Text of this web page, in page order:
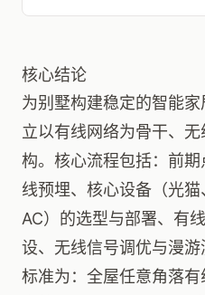
核心结论
为别墅构建稳定的智能
立以有线网络为骨干、
构。核心流程包括：前
线预埋、核心设备（光猫
AC）的选型与部署、有
设、无线信号调优与漫
标准为：全屋任意角落